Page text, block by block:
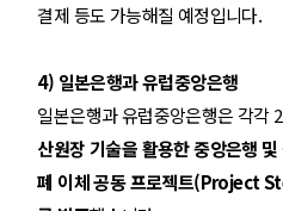
결제 등도 가능해질 예정입니다.
4) 일본은행과 유럽중앙은행
일본은행과 유럽중앙은행은 각각
산원장 기술을 활용한 중앙은행
폐 이체 공동 프로젝트(Project